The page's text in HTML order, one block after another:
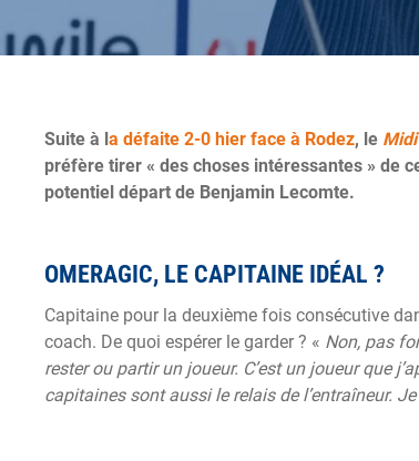
Suite à la défaite 2-0 hier face à Rodez, le
préfère tirer « des choses intéressantes » de
potentiel départ de Benjamin Lecomte.
OMERAGIC, LE CAPITAINE IDÉAL ?
Capitaine pour la deuxième fois consécutive
coach. De quoi espérer le garder ? « Non, pas
rester ou partir un joueur. C’est un joueur que
capitaines sont aussi le relais de l’entraîneur.